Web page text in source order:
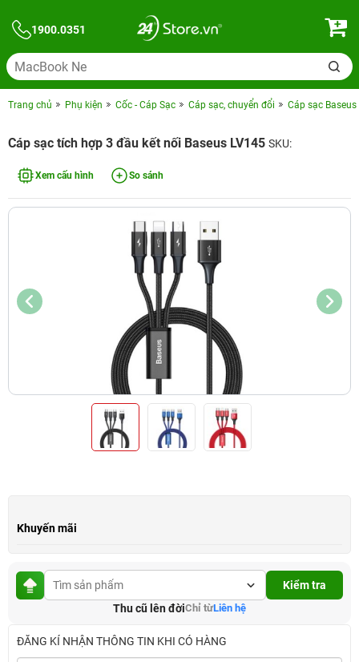
1900.0351
Trang chủ Phụ kiện Cốc - Cáp Sạc Cáp sạc, chuyển đổi Cáp sạc Baseus
Cáp sạc tích hợp 3 đầu kết nối Baseus LV145 SKU:
Xem cấu hình So sánh
Khuyến mãi
Kiểm tra
Thu cũ lên đờiChỉ từLiên hệ
ĐĂNG KÍ NHẬN THÔNG TIN KHI CÓ HÀNG